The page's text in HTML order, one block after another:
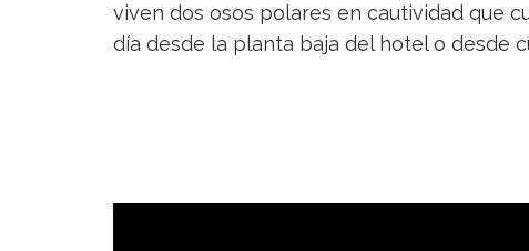
viven dos osos polares en cautividad que
día desde la planta baja del hotel o desde